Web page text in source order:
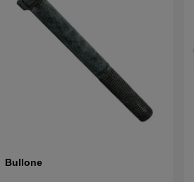
Bullone